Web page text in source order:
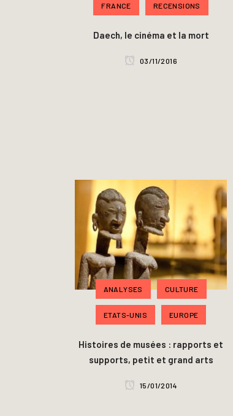
FRANCE RECENSIONS
Daech, le cinéma et la mort
03/11/2016
ANALYSES CULTURE
ETATS-UNIS EUROPE
Histoires de musées : rapports et
supports, petit et grand arts
15/01/2014